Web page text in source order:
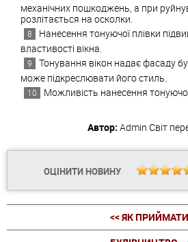
механічних пошкоджень, а при
розлітається на осколки.
Нанесення тонуючої плівки
властивості вікна.
Тонування вікон надає фасаду
може підкреслювати його стиль.
Можливість нанесення
Автор: Admin Світ
ОЦІНИТИ НОВИНУ
<< ЯК